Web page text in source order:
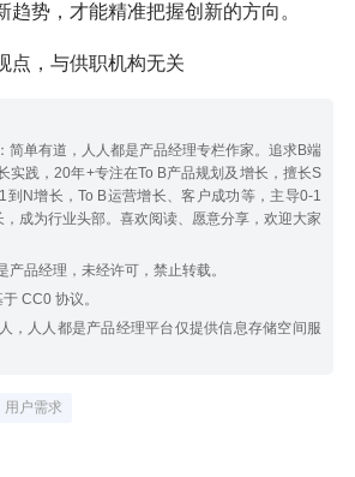
趋势，才能精准把握创新的方向。
点，与供职机构无关
简单有道，人人都是产品经理专栏作家。追求B端
实践，20年+专注在To B产品规划及增长，擅长S
N增长，To B运营增长、客户成功等，主导0-1
成为行业头部。喜欢阅读、愿意分享，欢迎大家
产品经理，未经许可，禁止转载。
CC0 协议。
，人人都是产品经理平台仅提供信息存储空间服
用户需求